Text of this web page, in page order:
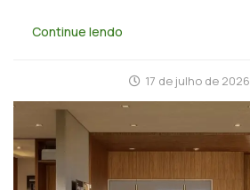
Continue lendo
17 de julho de 2026